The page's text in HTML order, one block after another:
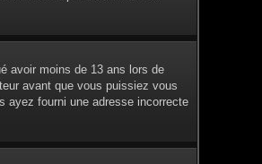
avoir moins de 13 ans lors de
avant que vous puissiez vous
ayez fourni une adresse incorrecte